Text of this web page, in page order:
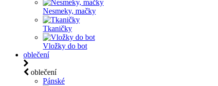
Nesmeky, mačky
Tkaničky
Vložky do bot
oblečení
oblečení
Pánské